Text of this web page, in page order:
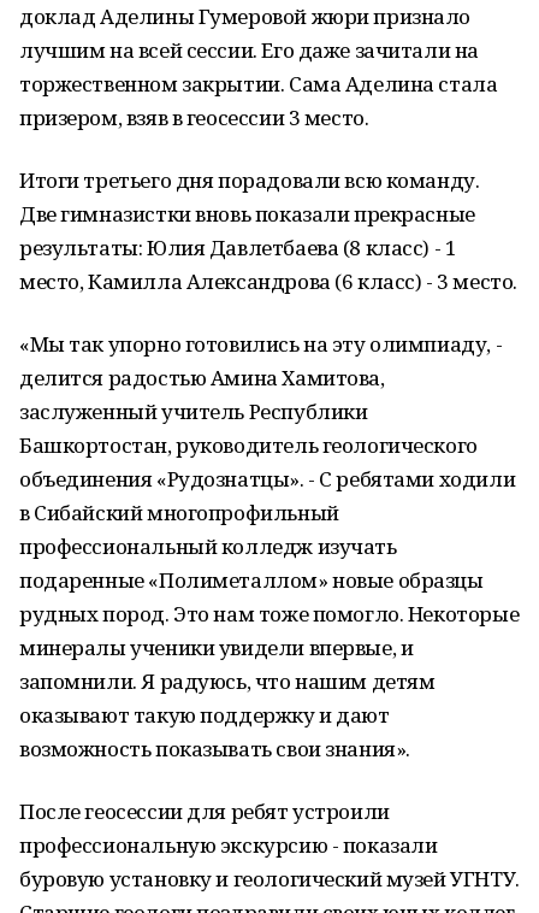
доклад Аделины Гумеровой жюри признало
лучшим на всей сессии. Его даже зачитали на
торжественном закрытии. Сама Аделина стала
призером, взяв в геосессии 3 место.
Итоги третьего дня порадовали всю команду.
Две гимназистки вновь показали прекрасные
результаты: Юлия Давлетбаева (8 класс) - 1
место, Камилла Александрова (6 класс) - 3 место.
«Мы так упорно готовились на эту олимпиаду, -
делится радостью Амина Хамитова,
заслуженный учитель Республики
Башкортостан, руководитель геологического
объединения «Рудознатцы». - С ребятами ходили
в Сибайский многопрофильный
профессиональный колледж изучать
подаренные «Полиметаллом» новые образцы
рудных пород. Это нам тоже помогло. Некоторые
минералы ученики увидели впервые, и
запомнили. Я радуюсь, что нашим детям
оказывают такую поддержку и дают
возможность показывать свои знания».
После геосессии для ребят устроили
профессиональную экскурсию - показали
буровую установку и геологический музей УГНТУ.